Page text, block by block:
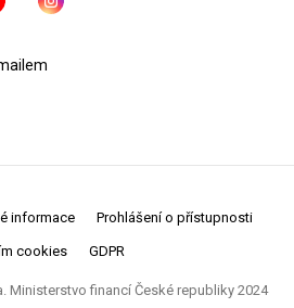
informace Prohlášení o přístupnosti
cookies GDPR
Ministerstvo financí České republiky 2024